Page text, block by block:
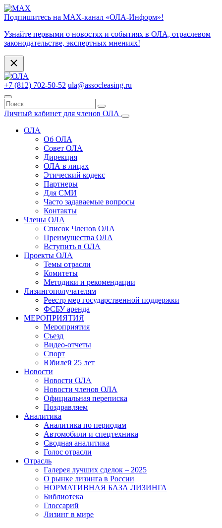
Подпишитесь на МАХ-канал «ОЛА-Информ»!
Узнайте первыми о новостях и событиях в ОЛА, отраслевом
законодательстве, экспертных мнениях!
+7 (812) 702-50-52 ula@assocleasing.ru
Личный кабинет для членов ОЛА
ОЛА
Об ОЛА
Совет ОЛА
Дирекция
ОЛА в лицах
Этический кодекс
Партнеры
Для СМИ
Часто задаваемые вопросы
Контакты
Члены ОЛА
Список Членов ОЛА
Преимущества ОЛА
Вступить в ОЛА
Проекты ОЛА
Темы отрасли
Комитеты
Методики и рекомендации
Лизингополучателям
Реестр мер государственной поддержки
ФСБУ аренда
МЕРОПРИЯТИЯ
Мероприятия
Съезд
Видео-отчеты
Спорт
Юбилей 25 лет
Новости
Новости ОЛА
Новости членов ОЛА
Официальная переписка
Поздравляем
Аналитика
Аналитика по периодам
Автомобили и спецтехника
Сводная аналитика
Голос отрасли
Отрасль
Галерея лучших сделок – 2025
О рынке лизинга в России
НОРМАТИВНАЯ БАЗА ЛИЗИНГА
Библиотека
Глоссарий
Лизинг в мире